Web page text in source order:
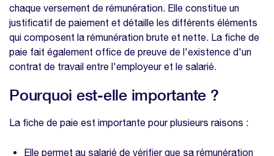
modèle gratuit de fiche de paie
Que doit contenir une fiche de paie ?
Quelles sont les normes légales à
respecter ?
composantes de la fiche de paie ?
Automatisez les calculs et garantissez la
modèle gratuit de fiche de paie
chaque versement de rémunération. Elle constitue un
justificatif de paiement et détaille les différents éléments
qui composent la rémunération brute et nette. La fiche de
paie fait également office de preuve de l'existence d'un
contrat de travail entre l'employeur et le salarié.
Pourquoi est-elle importante ?
La fiche de paie est importante pour plusieurs raisons :
Elle permet au salarié de vérifier que sa rémunération